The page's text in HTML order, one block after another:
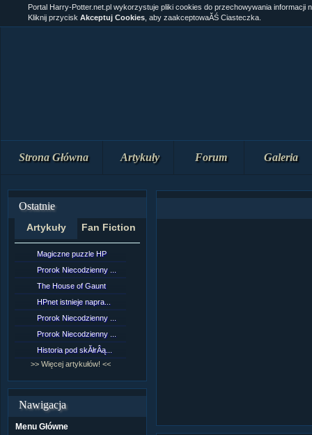
Strona Główna Artykuły Forum Galeria
Ostatnie
Artykuły Fan Fiction
Magiczne puzzle HP
Prorok Niecodzienny ...
The House of Gaunt
HPnet istnieje napra...
Prorok Niecodzienny ...
Prorok Niecodzienny ...
Historia pod skĂłrÂą...
>> Więcej artykułów! <<
Nawigacja
Menu Główne
Portal Harry-Potter.net.pl wykorzystuje pliki cookies do przechowywania informacji
Kliknij przycisk Akceptuj Cookies , aby zaakceptowaĂŚ Ciasteczka.